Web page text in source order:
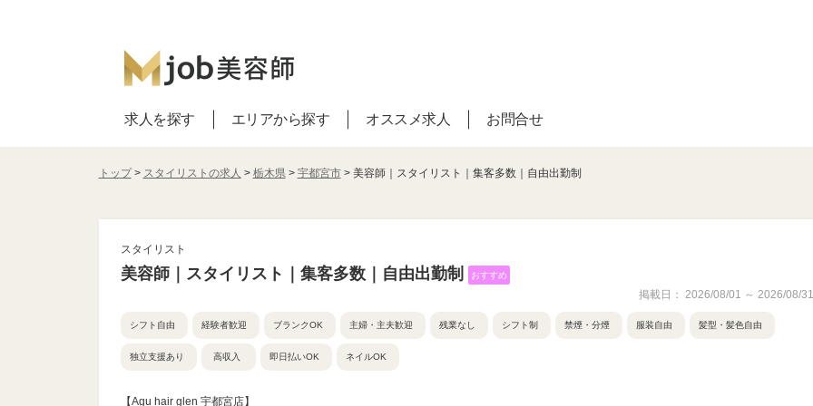
求人を探す エリアから探す オススメ求人 お問合せ
トップ> スタイリストの求人 > 栃木県> 宇都宮市> 美容師｜スタイリスト｜集客多数｜自由出勤制
スタイリスト
美容師｜スタイリスト｜集客多数｜自由出勤制 おすすめ
掲載日： 2026/08/01 ～ 2026/08/31
シフト自由 経験者歓迎 ブランクOK 主婦・主夫歓迎 残業なし シフト制 禁煙・分煙 服装自由 髪型・髪色自由
独立支援あり 高収入 即日払いOK ネイルOK
【Agu hair glen 宇都宮店】